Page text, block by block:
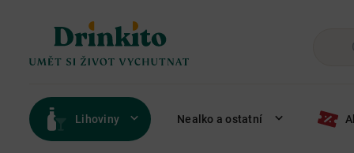
Lihoviny Nealko a ostatní